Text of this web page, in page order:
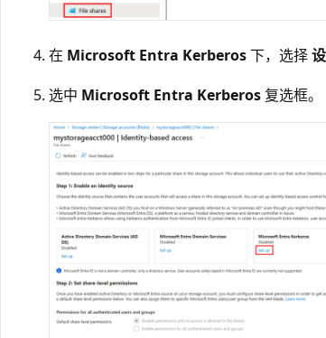
在 Microsoft Entra Kerberos下，选择
选中 Microsoft Entra Kerberos 复选框。